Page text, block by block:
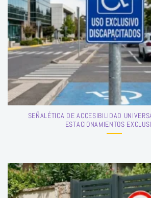
SEÑALÉTICA DE ACCESIBILIDAD
ESTACIONAMIENTOS